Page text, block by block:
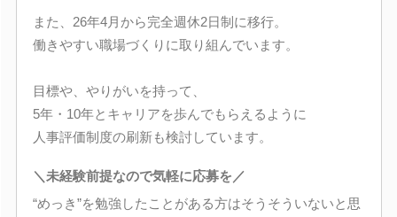
また、26年4月から完全週休2日制に移行。
働きやすい職場づくりに取り組んでいます。
目標や、やりがいを持って、
5年・10年とキャリアを歩んでもらえるように
人事評価制度の刷新も検討しています。
＼未経験前提なので気軽に応募を／
“めっき”を勉強したことがある方はそうそういないと思